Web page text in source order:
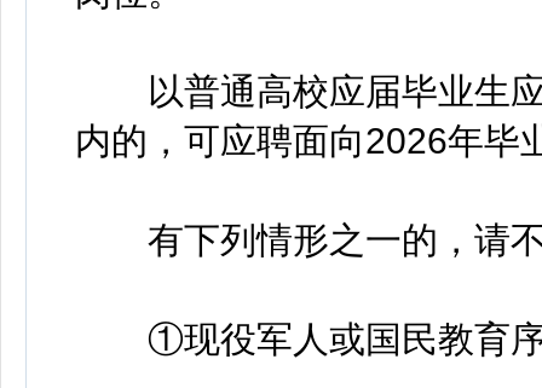
以普通高校应届毕业生应
内的，可应聘面向2026年毕
有下列情形之一的，请不
①现役军人或国民教育序